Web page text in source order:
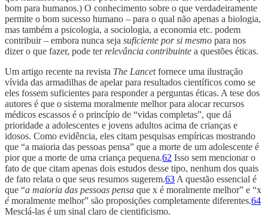
bom para humanos.) O conhecimento sobre o que verdadeiramente
permite o bom sucesso humano – para o qual não apenas a biologia,
mas também a psicologia, a sociologia, a economia etc. podem
contribuir – embora nunca seja suficiente por si mesmo para nos
dizer o que fazer, pode ter relevância contribuinte a questões éticas.
Um artigo recente na revista The Lancetfornece uma ilustração
vívida das armadilhas de apelar para resultados científicos como se
eles fossem suficientes para responder a perguntas éticas. A tese dos
autores é que o sistema moralmente melhor para alocar recursos
médicos escassos é o princípio de “vidas completas”, que dá
prioridade a adolescentes e jovens adultos acima de crianças e
idosos. Como evidência, eles citam pesquisas empíricas mostrando
que “a maioria das pessoas pensa” que a morte de um adolescente é
pior que a morte de uma criança pequena.62 Isso sem mencionar o
fato de que citam apenas dois estudos desse tipo, nenhum dos quais
de fato relata o que seus resumos sugerem.63 A questão essencial é
que “a maioria das pessoas pensa que x é moralmente melhor” e “x
émoralmente melhor” são proposições completamente diferentes.64
Mesclá-las é um sinal claro de cientificismo.